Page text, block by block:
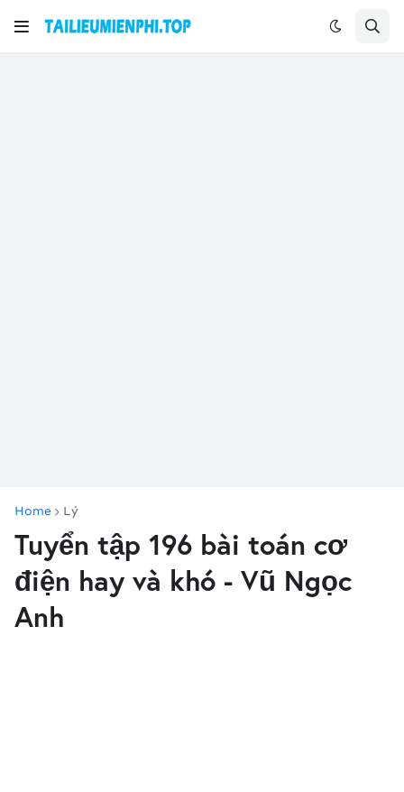
Home Lý
Tuyển tập 196 bài toán cơ
điện hay và khó - Vũ Ngọc
Anh